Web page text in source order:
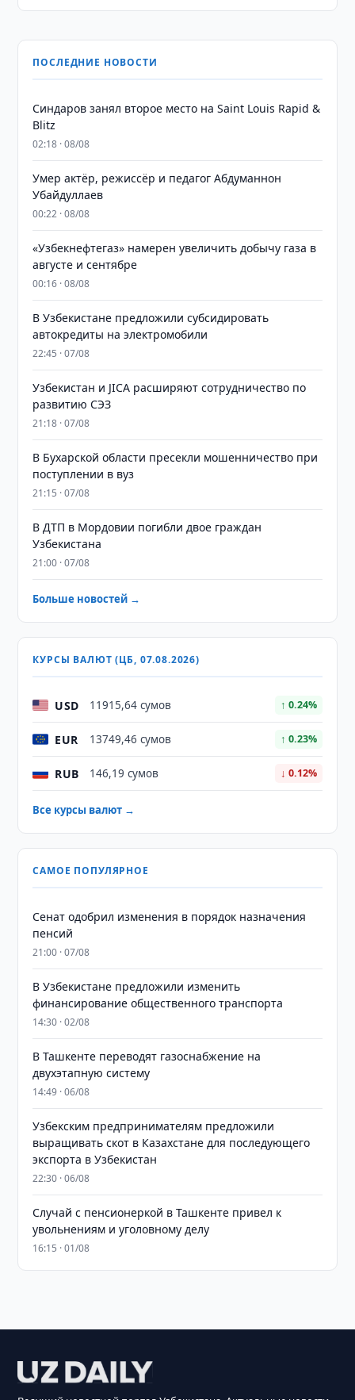
ПОСЛЕДНИЕ НОВОСТИ
Синдаров занял второе место на Saint Louis Rapid &
Blitz
02:18 · 08/08
Умер актёр, режиссёр и педагог Абдуманнон
Убайдуллаев
00:22 · 08/08
«Узбекнефтегаз» намерен увеличить добычу газа в
августе и сентябре
00:16 · 08/08
В Узбекистане предложили субсидировать
автокредиты на электромобили
22:45 · 07/08
Узбекистан и JICA расширяют сотрудничество по
развитию СЭЗ
21:18 · 07/08
В Бухарской области пресекли мошенничество при
поступлении в вуз
21:15 · 07/08
В ДТП в Мордовии погибли двое граждан
Узбекистана
21:00 · 07/08
Больше новостей →
КУРСЫ ВАЛЮТ (ЦБ, 07.08.2026)
USD 11915,64 сумов ↑ 0.24%
EUR 13749,46 сумов ↑ 0.23%
RUB 146,19 сумов ↓ 0.12%
Все курсы валют →
САМОЕ ПОПУЛЯРНОЕ
Сенат одобрил изменения в порядок назначения
пенсий
21:00 · 07/08
В Узбекистане предложили изменить
финансирование общественного транспорта
14:30 · 02/08
В Ташкенте переводят газоснабжение на
двухэтапную систему
14:49 · 06/08
Узбекским предпринимателям предложили
выращивать скот в Казахстане для последующего
экспорта в Узбекистан
22:30 · 06/08
Случай с пенсионеркой в Ташкенте привел к
увольнениям и уголовному делу
16:15 · 01/08